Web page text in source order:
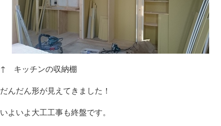
↑ キッチンの収納棚
だんだん形が見えてきました！
いよいよ大工工事も終盤です。